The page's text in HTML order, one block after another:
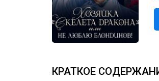
КРАТКОЕ